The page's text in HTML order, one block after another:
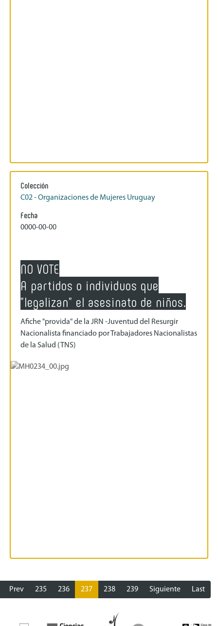
Colección
C02 - Organizaciones de Mujeres Uruguay
Fecha
0000-00-00
NO VOTE
A partidos o individuos que
"legalizan" el asesinato de niños.
Afiche "provida" de la JRN -Juventud del Resurgir
Nacionalista financiado por Trabajadores Nacionalistas
de la Salud (TNS)
Prev 235 236 237 238 239 Siguiente Last